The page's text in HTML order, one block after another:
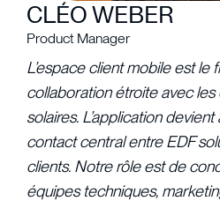
CLÉO WEBER
Product Manager
L’espace client mobile est le
collaboration étroite avec les
solaires. L’application
contact central entre EDF
clients. Notre rôle est de
équipes techniques,